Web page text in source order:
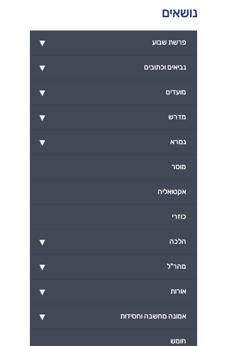
נושאים
▾ פרשת שבוע
▾ נביאים וכתובים
▾ מועדים
▾ מדרש
▾ גמרא
מוסר
אקטואליה
כוזרי
▾ הלכה
▾ מהר"ל
▾ אורות
▾ אמונה מחשבה וחסידות
חומש